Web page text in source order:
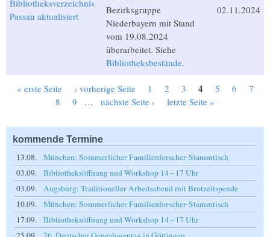
Bibliotheksverzeichnis
Passau aktualisiert
Bezirksgruppe
Niederbayern mit Stand
vom 19.08.2024
überarbeitet. Siehe
Bibliotheksbestände.
02.11.2024
Seiten
« erste Seite ‹ vorherige Seite 1 2 3 4 5 6
7
8
9 … nächste Seite › letzte Seite »
kommende Termine
13.08.
München: Sommerlicher Familienforscher-Stammtisch
03.09.
Bibliotheksöffnung und Workshop 14 - 17 Uhr
03.09.
Augsburg: Traditioneller Arbeitsabend mit Brotzeitspende
10.09.
München: Sommerlicher Familienforscher-Stammtisch
17.09.
Bibliotheksöffnung und Workshop 14 - 17 Uhr